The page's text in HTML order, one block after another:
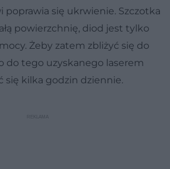
poprawia się ukrwienie. Szczotka
powierzchnię, diod jest tylko
Żeby zatem zbliżyć się do
do tego uzyskanego laserem
się kilka godzin dziennie.